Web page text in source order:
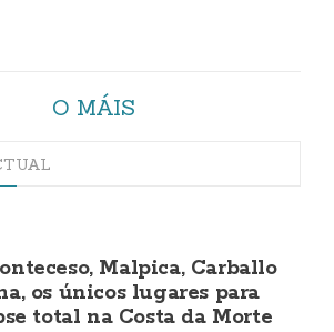
O MÁIS
Malpica, Carballo
os únicos lugares para
total na Costa da Morte